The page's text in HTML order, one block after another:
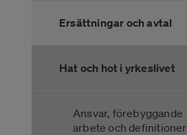
Ersättningar och avtal
Hat och hot i yrkeslivet
Ansvar, förebyggande
arbete och definitioner